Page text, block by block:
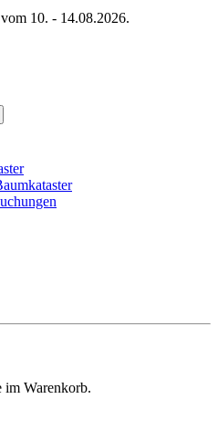
10. - 14.08.2026.
im Warenkorb.